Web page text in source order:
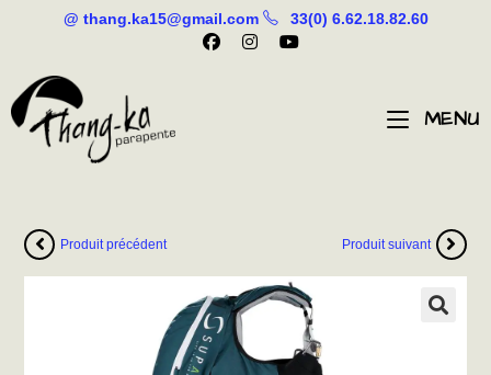
@ thang.ka15@gmail.com 33(0) 6.62.18.82.60
MENU
Produit précédent Produit suivant